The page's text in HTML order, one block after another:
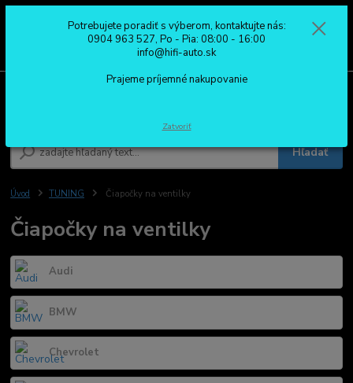
Hľadať
0904 963 527
Po - Pia: 08:00 - 16:00
Úvod TUNING Čiapočky na ventilky
Čiapočky na ventilky
Audi
BMW
Chevrolet
Potrebujete poradiť s výberom, kontaktujte nás:
0904 963 527, Po - Pia: 08:00 - 16:00
info@hifi-auto.sk
Prajeme príjemné nakupovanie
Zatvoriť